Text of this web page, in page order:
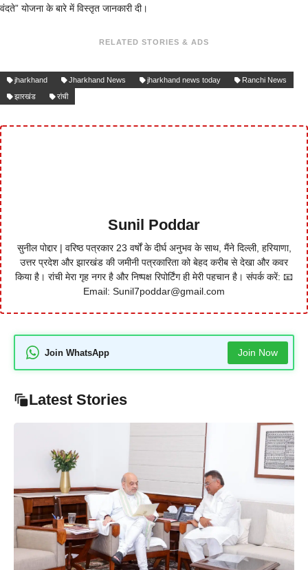
वंदते” योजना के बारे में विस्तृत जानकारी दी।
RELATED STORIES & ADS
jharkhand Jharkhand News jharkhand news today
Ranchi News
झारखंड
रांची
Sunil Poddar
सुनील पोद्दार | वरिष्ठ पत्रकार 23 वर्षों के दीर्घ अनुभव के साथ, मैंने दिल्ली, हरियाणा,
उत्तर प्रदेश और झारखंड की जमीनी पत्रकारिता को बेहद करीब से देखा और कवर
किया है। रांची मेरा गृह नगर है और निष्पक्ष रिपोर्टिंग ही मेरी पहचान है। संपर्क करें: 📧
Email: Sunil7poddar@gmail.com
Join WhatsApp Join Now
Latest Stories